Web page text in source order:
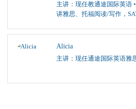
主讲：现任教通途国际英语
讲雅思、托福阅读/写作，
Alicia
主讲：现任通途国际英语雅